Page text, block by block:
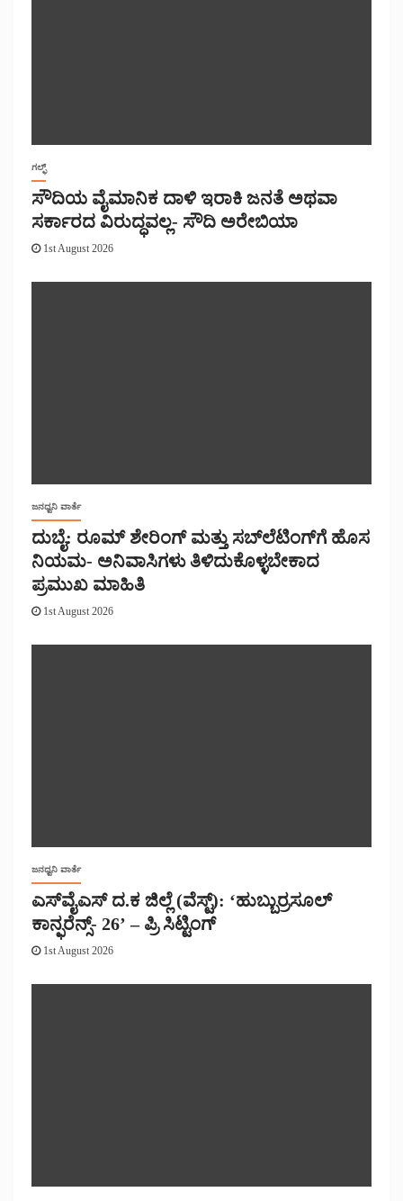
ಗಲ್ಫ್
ಸೌದಿಯ ವೈಮಾನಿಕ ದಾಳಿ ಇರಾಕಿ ಜನತೆ ಅಥವಾ
ಸರ್ಕಾರದ ವಿರುದ್ಧವಲ್ಲ- ಸೌದಿ ಅರೇಬಿಯಾ
1st August 2026
ಜನಧ್ವನಿ ವಾರ್ತೆ
ದುಬೈ: ರೂಮ್ ಶೇರಿಂಗ್ ಮತ್ತು ಸಬ್‌ಲೆಟಿಂಗ್‌ಗೆ ಹೊಸ
ನಿಯಮ- ಅನಿವಾಸಿಗಳು ತಿಳಿದುಕೊಳ್ಳಬೇಕಾದ
ಪ್ರಮುಖ ಮಾಹಿತಿ
1st August 2026
ಜನಧ್ವನಿ ವಾರ್ತೆ
ಎಸ್‌ವೈಎಸ್ ದ.ಕ ಜಿಲ್ಲೆ (ವೆಸ್ಟ್): ‘ಹುಬ್ಬುರ್ರಸೂಲ್
ಕಾನ್ಫರೆನ್ಸ್- 26’ – ಪ್ರಿ ಸಿಟ್ಟಿಂಗ್
1st August 2026